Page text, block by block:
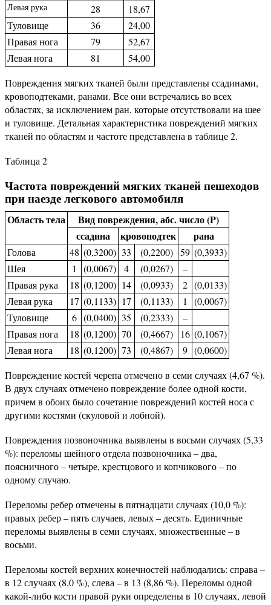
Левая рука 28
18,67
Туловище
36
24,00
Правая нога
79
52,67
Левая нога
81
54,00
Повреждения мягких тканей были представлены ссадинами,
кровоподтеками, ранами. Все они встречались во всех
областях, за исключением ран, которые отсутствовали на шее
и туловище. Детальная характеристика повреждений мягких
тканей по областям и частоте представлена в таблице 2.
Таблица 2
Частота повреждений мягких тканей пешеходов
при наезде легкового автомобиля
Область тела
Вид повреждения, абс. число (P)
ссадина
кровоподтек рана
Голова 48 (0,3200) 33 (0,2200) 59 (0,3933)
Шея
1 (0,0067) 4 (0,0267)
–
Правая рука
18 (0,1200) 14 (0,0933) 2 (0,0133)
Левая рука
17 (0,1133) 17 (0,1133) 1
(0,0067)
Туловище
6 (0,0400) 35 (0,2333)
–
Правая нога
18 (0,1200) 70 (0,4667) 16 (0,1067)
Левая нога
18 (0,1200) 73 (0,4867) 9 (0,0600)
Повреждение костей черепа отмечено в семи случаях (4,67 %).
В двух случаях отмечено повреждение более одной кости,
причем в обоих было сочетание повреждений костей носа с
другими костями (скуловой и лобной).
Повреждения позвоночника выявлены в восьми случаях (5,33
%): переломы шейного отдела позвоночника – два,
поясничного – четыре, крестцового и копчикового – по
одному случаю.
Переломы ребер отмечены в пятнадцати случаях (10,0 %):
правых ребер – пять случаев, левых – десять. Единичные
переломы выявлены в семи случаях, множественные – в
восьми.
Переломы костей верхних конечностей наблюдались: справа –
в 12 случаях (8,0 %), слева – в 13 (8,86 %). Переломы одной
какой-либо кости правой руки определены в 10 случаях, левой